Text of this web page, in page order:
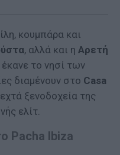
κουμπάρα και
, αλλά και η Αρετή
το νησί των
διαμένουν στο Casa
ξενοδοχεία της
ελίτ.
Pacha Ibiza